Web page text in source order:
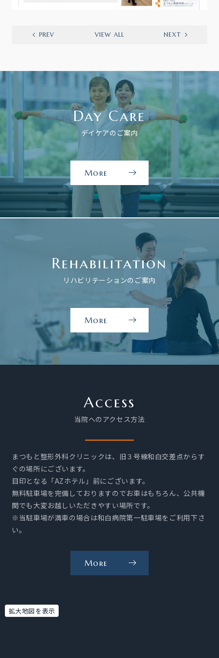
PREV VIEW ALL NEXT
Day Care
デイケアのご案内
More
デ
ア
案
内
る
Rehabilitation
リハビリテーションのご案内
More
リ
ハ
ビ
リ
ー
シ
ョ
ン
ご
案
内
を
見
Access
当院へのアクセス方法
まつもと整形外科クリニックは、旧３号線和白交差点からす
ぐの場所にございます。
目印となる「AZホテル」前にございます。
無料駐車場を完備しておりますのでお車はもちろん、公共機
関でも大変お越しいただきやすい場所です。
※当駐車場が満車の場合は和白病院第一駐車場をご利用下さ
い。
More
当
拡大地図を表示